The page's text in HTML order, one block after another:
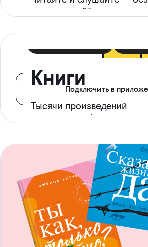
ограничений*
Книги
Тысячи произведений
с доступом офлайн
Подключить в